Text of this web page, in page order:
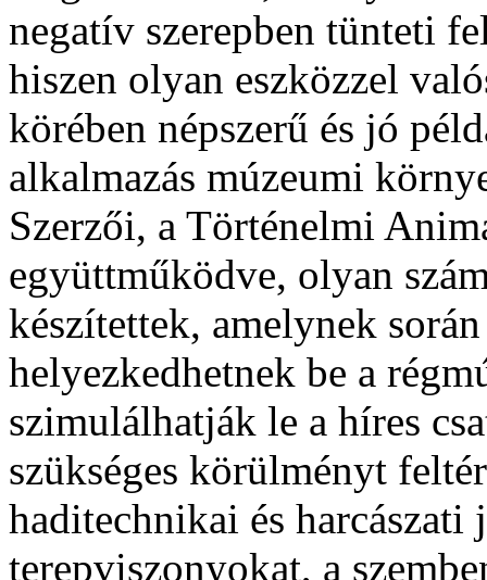
negatív szerepben tünteti
hiszen olyan eszközzel
körében népszerű és jó
alkalmazás múzeumi
Szerzői, a Történelmi
együttműködve, olyan
készítettek, amelynek
helyezkedhetnek be a
szimulálhatják le a híres
szükséges körülményt
haditechnikai és
terepviszonyokat, a